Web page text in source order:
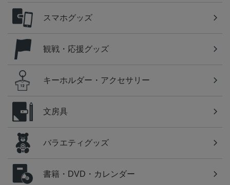
スマホグッズ
観戦・応援グッズ
キーホルダー・アクセサリー
文房具
バラエティグッズ
書籍・DVD・カレンダー